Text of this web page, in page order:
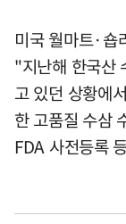
미국 월마트·숍
"지난해 한국산
고 있던 상황에
한 고품질 수삼
FDA 사전등록